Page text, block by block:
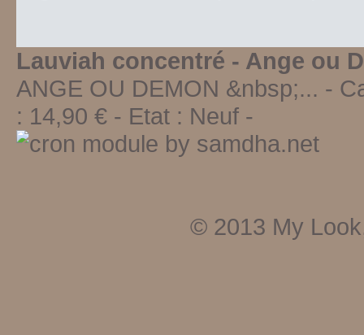
Lauviah concentré - Ange ou
ANGE OU DEMON &nbsp;... -
: 14,90 € - Etat : Neuf -
© 2013 My Look